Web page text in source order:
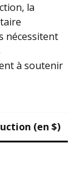
la
nécessitent
à soutenir
(en $)